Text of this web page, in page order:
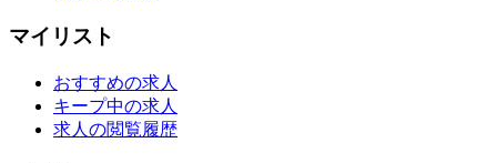
マイリスト
おすすめの求人
キープ中の求人
求人の閲覧履歴